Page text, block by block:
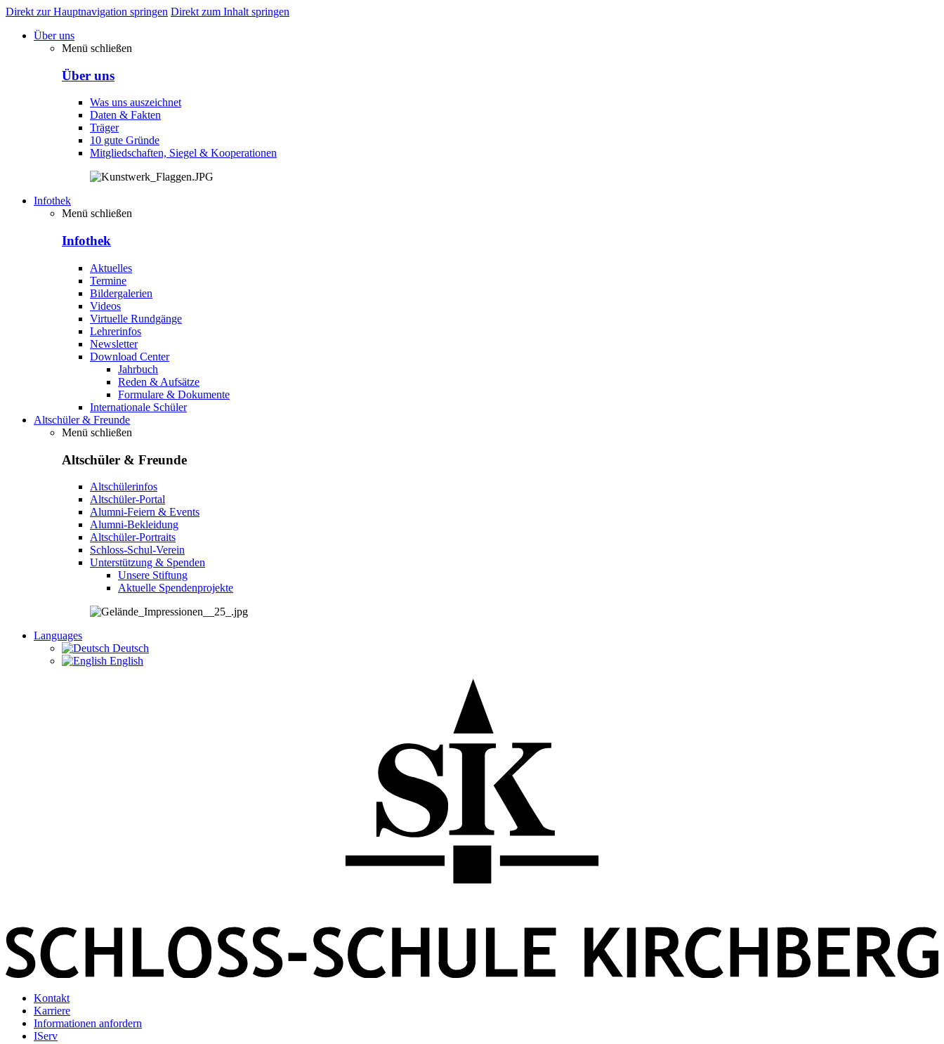
Direkt zur Hauptnavigation springen Direkt zum Inhalt springen
Über uns
Menü schließen
Über uns
Was uns auszeichnet
Daten & Fakten
Träger
10 gute Gründe
Mitgliedschaften, Siegel & Kooperationen
Infothek
Menü schließen
Infothek
Aktuelles
Termine
Bildergalerien
Videos
Virtuelle Rundgänge
Lehrerinfos
Newsletter
Download Center
Jahrbuch
Reden & Aufsätze
Formulare & Dokumente
Internationale Schüler
Altschüler & Freunde
Menü schließen
Altschüler & Freunde
Altschülerinfos
Altschüler-Portal
Alumni-Feiern & Events
Alumni-Bekleidung
Altschüler-Portraits
Schloss-Schul-Verein
Unterstützung & Spenden
Unsere Stiftung
Aktuelle Spendenprojekte
Languages
Deutsch
English
Kontakt
Karriere
Informationen anfordern
IServ